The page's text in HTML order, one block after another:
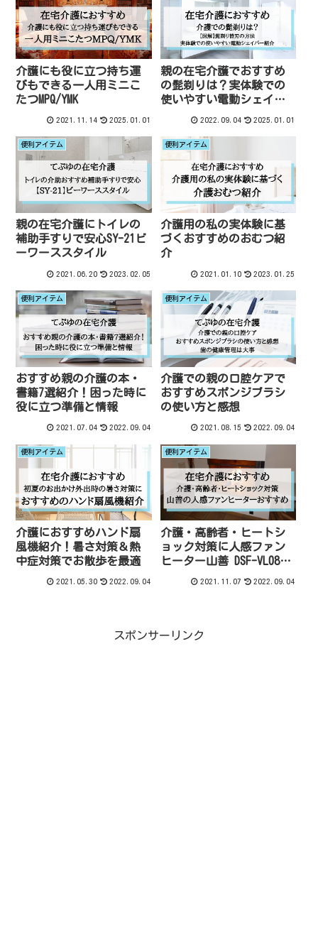
介護にも役に立つ持ち運
びもできる一人用ミニこ
たつMPQ/YMK
2021.11.14 2025.01.01
親の在宅介護でおすすめ
の髭剃りは？実体験での
使いやすい電動シェイバ
2022.09.04 2025.01.01
便利アイテム
親の在宅介護にトイレの
補助手すりで安心SY-21ビ
ーワーススタイル
2021.06.20 2023.02.05
便利アイテム
介護用の私の実体験に基
づくおすすめのおむつ紹
介
2021.01.10 2023.01.25
便利アイテム
おすすめ親の介護の本・
書籍7選紹介！困った時に
役に立つ準備と情報
2021.07.04 2022.09.04
便利アイテム
介護での親の口腔ケアで
おすすめスポンジブラシ
の使い方と感想
2021.08.15 2022.09.04
便利アイテム
介護におすすめハンド扇
風機紹介！暑さ対策＆熱
中症対策でお散歩を最適
2021.05.30 2022.09.04
便利アイテム
介護・高齢者・ヒートシ
ョック対策に人感ファン
ヒーター山善 DSF-VL085
2021.11.07 2022.09.04
スポンサーリンク